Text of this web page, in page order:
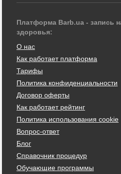
Платформа Barb.ua - запись
здоровья:
О нас
Как работает платформа
Тарифы
Политика конфиденциальности
Договор оферты
Как работает рейтинг
Политика использования cookie
Вопрос-ответ
Блог
Справочник процедур
Обучающие программы